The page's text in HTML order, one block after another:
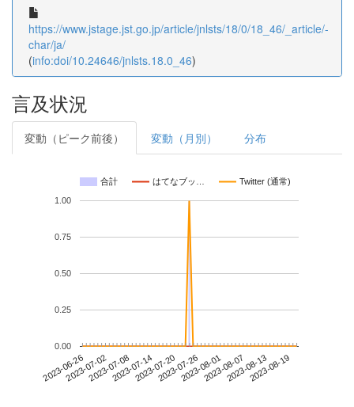
https://www.jstage.jst.go.jp/article/jnlsts/18/0/18_46/_article/-
char/ja/
(info:doi/10.24646/jnlsts.18.0_46)
言及状況
変動（ピーク前後） 変動（月別） 分布
合計 はてなブッ… Twitter (通常)
2023-06-262023-07-022023-07-082023-07-142023-07-202023-07-262023-08-012023-08-072023-08-132023-08-19
0.00
0.25
0.50
0.75
1.00